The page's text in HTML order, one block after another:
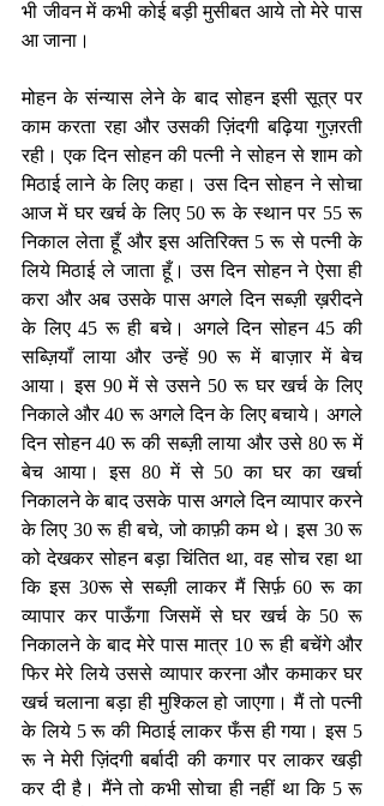
भी जीवन में कभी कोई बड़ी मुसीबत आये तो मेरे पास
आ जाना।
मोहन के संन्यास लेने के बाद सोहन इसी सूत्र पर
काम करता रहा और उसकी ज़िंदगी बढ़िया गुज़रती
रही। एक दिन सोहन की पत्नी ने सोहन से शाम को
मिठाई लाने के लिए कहा। उस दिन सोहन ने सोचा
आज में घर खर्च के लिए 50 रू के स्थान पर 55 रू
निकाल लेता हूँ और इस अतिरिक्त 5 रू से पत्नी के
लिये मिठाई ले जाता हूँ। उस दिन सोहन ने ऐसा ही
करा और अब उसके पास अगले दिन सब्ज़ी ख़रीदने
के लिए 45 रू ही बचे। अगले दिन सोहन 45 की
सब्ज़ियाँ लाया और उन्हें 90 रू में बाज़ार में बेच
आया। इस 90 में से उसने 50 रू घर खर्च के लिए
निकाले और 40 रू अगले दिन के लिए बचाये। अगले
दिन सोहन 40 रू की सब्ज़ी लाया और उसे 80 रू में
बेच आया। इस 80 में से 50 का घर का खर्चा
निकालने के बाद उसके पास अगले दिन व्यापार करने
के लिए 30 रू ही बचे, जो काफ़ी कम थे। इस 30 रू
को देखकर सोहन बड़ा चिंतित था, वह सोच रहा था
कि इस 30रू से सब्ज़ी लाकर मैं सिर्फ़ 60 रू का
व्यापार कर पाऊँगा जिसमें से घर खर्च के 50 रू
निकालने के बाद मेरे पास मात्र 10 रू ही बचेंगे और
फिर मेरे लिये उससे व्यापार करना और कमाकर घर
खर्च चलाना बड़ा ही मुश्किल हो जाएगा। मैं तो पत्नी
के लिये 5 रू की मिठाई लाकर फँस ही गया। इस 5
रू ने मेरी ज़िंदगी बर्बादी की कगार पर लाकर खड़ी
कर दी है। मैंने तो कभी सोचा ही नहीं था कि 5 रू